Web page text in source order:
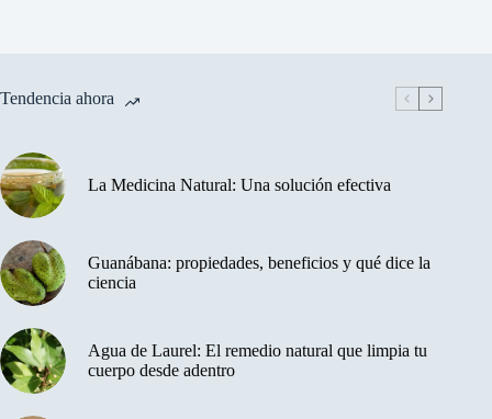
Tendencia ahora
La Medicina Natural: Una solución efectiva
Guanábana: propiedades, beneficios y qué dice la
ciencia
Agua de Laurel: El remedio natural que limpia tu
cuerpo desde adentro